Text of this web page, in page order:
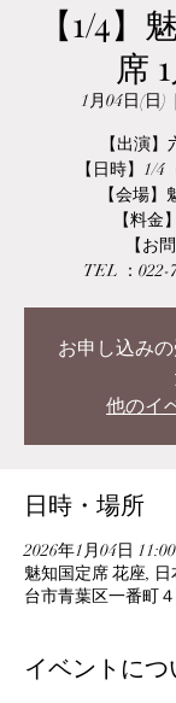
【1/4】
席
1月04日(日)
  |
【出演
【日時】1/4
【会場
【料金
【お
TEL ：022-
お申し込み
他のイ
日時・場所
2026年1月04日 11:00
魅知国定席 花座, 日
台市青葉区一番町
イベントにつ